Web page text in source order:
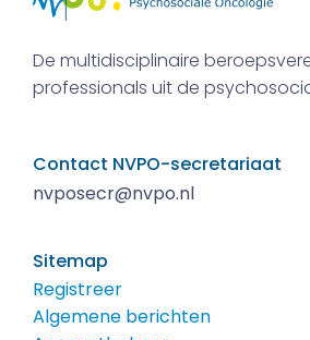
De multidisciplinaire
professionals uit de
Contact NVPO-secretariaat
nvposecr@nvpo.nl
Sitemap
Registreer
Algemene berichten